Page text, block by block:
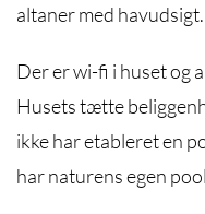
altaner med havudsigt.
Der er wi-fi i huset og
Husets tætte
ikke har etableret en
har naturens egen